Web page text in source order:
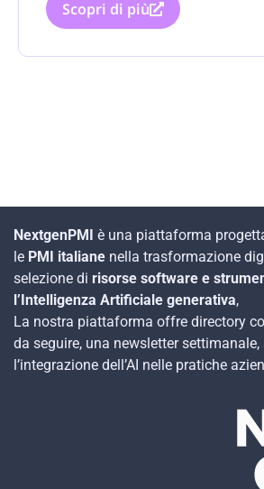
Scopri di più
NextgenPMI è una piattaforma
le PMI italiane nella trasformazione
selezione di risorse software e
l’Intelligenza Artificiale generativa,
La nostra piattaforma offre directory
da seguire, una newsletter
l’integrazione dell’AI nelle pratiche